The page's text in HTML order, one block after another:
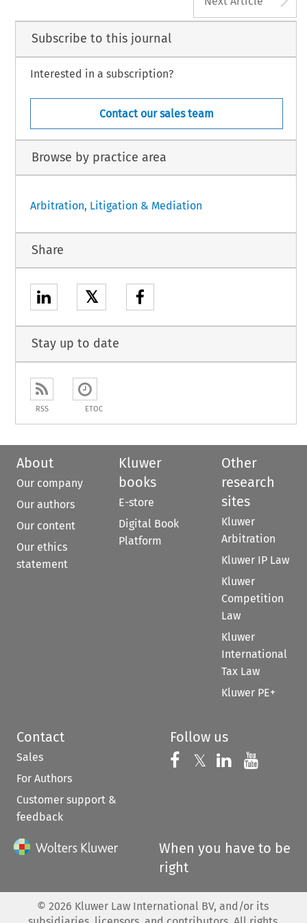
Subscribe to this journal
Interested in a subscription?
Contact our sales team
Browse by practice area
Arbitration, Litigation & Mediation
Share
𝕏
Stay up to date
RSS ETOC
About
Our company
Our authors
Our content
Our ethics
statement
Kluwer
books
E-store
Digital Book
Platform
Other
research
sites
Kluwer
Arbitration
Kluwer IP Law
Kluwer
Competition
Law
Kluwer
International
Tax Law
Kluwer PE+
Contact
Sales
For Authors
Customer support &
feedback
Follow us
Follow us on
𝕏 Follow us on
Follow us
When you have to be
right
© 2026 Kluwer Law International BV, and/or its